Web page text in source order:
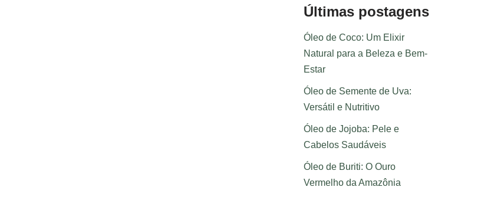
Últimas postagens
Óleo de Coco: Um Elixir
Natural para a Beleza e Bem-
Estar
Óleo de Semente de Uva:
Versátil e Nutritivo
Óleo de Jojoba: Pele e
Cabelos Saudáveis
Óleo de Buriti: O Ouro
Vermelho da Amazônia